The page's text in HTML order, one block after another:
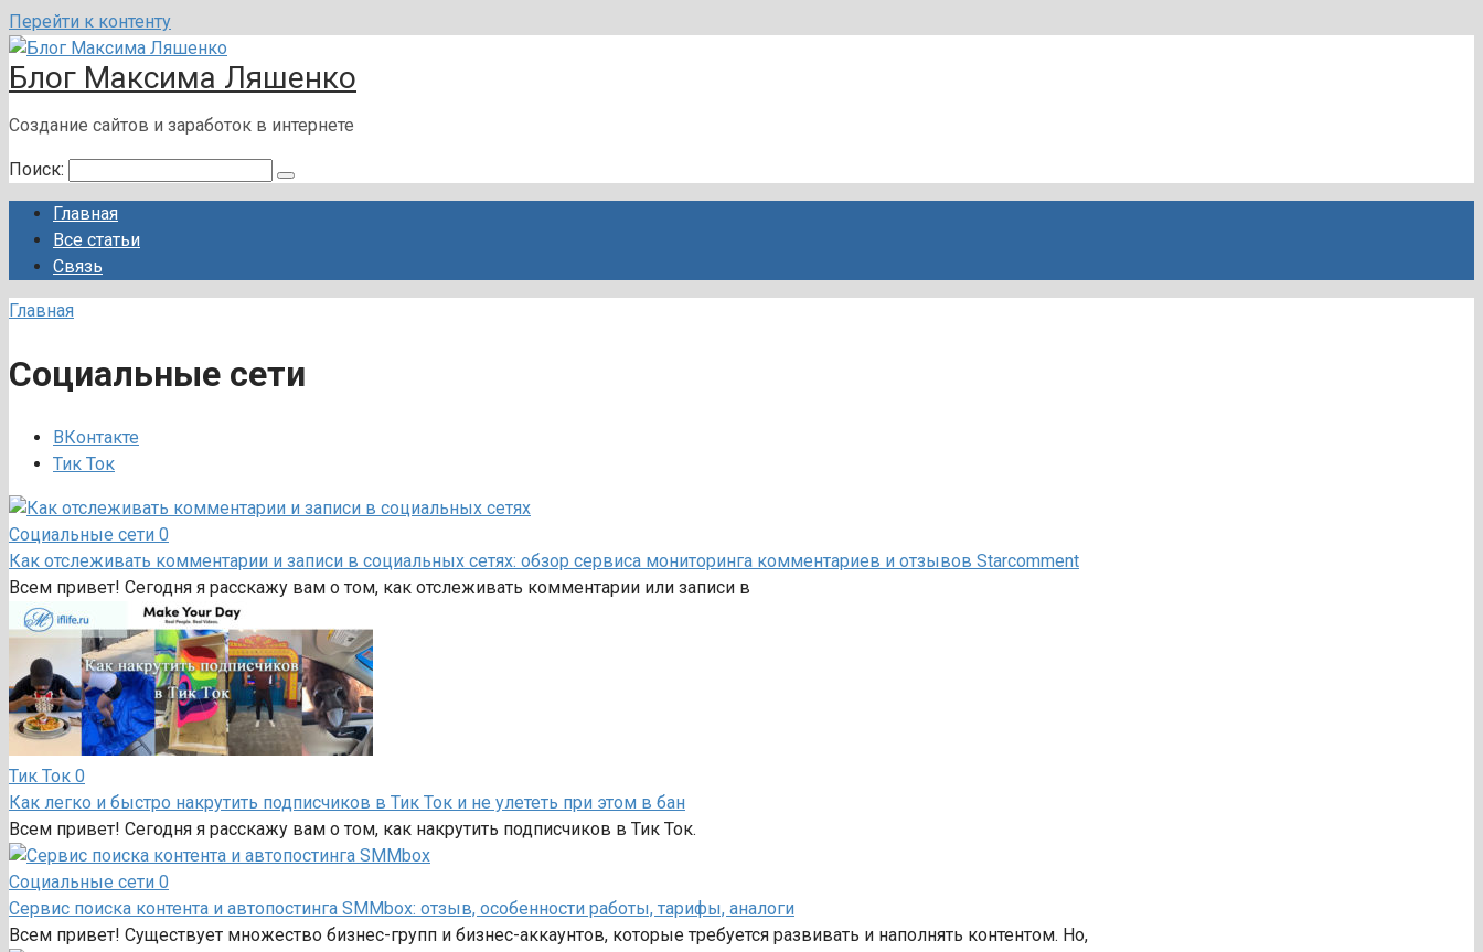
Перейти к контенту
Блог Максима Ляшенко
Создание сайтов и заработок в интернете
Поиск:
Главная
Все статьи
Связь
Главная
Социальные сети
ВКонтакте
Тик Ток
Социальные сети 0
Как отслеживать комментарии и записи в социальных сетях: обзор сервиса мониторинга комментариев и отзывов Starcomment
Всем привет! Сегодня я расскажу вам о том, как отслеживать комментарии или записи в
Тик Ток 0
Как легко и быстро накрутить подписчиков в Тик Ток и не улететь при этом в бан
Всем привет! Сегодня я расскажу вам о том, как накрутить подписчиков в Тик Ток.
Социальные сети 0
Сервис поиска контента и автопостинга SMMbox: отзыв, особенности работы, тарифы, аналоги
Всем привет! Существует множество бизнес-групп и бизнес-аккаунтов, которые требуется развивать и наполнять контентом. Но,